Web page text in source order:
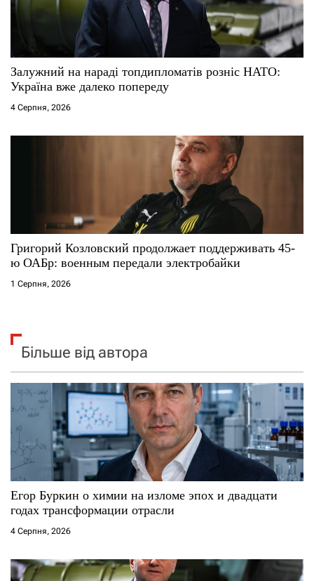
Залужний на нараді топдипломатів розніс НАТО:
Україна вже далеко попереду
4 Серпня, 2026
Григорий Козловский продолжает поддерживать 45-
ю ОАБр: военным передали электробайки
1 Серпня, 2026
Більше від автора
Егор Буркин о химии на изломе эпох и двадцати
годах трансформации отрасли
4 Серпня, 2026